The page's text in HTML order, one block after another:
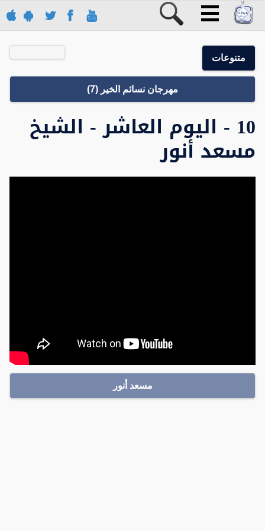
متنوعات
مهرجان نسائم الخير (7)
10 - اليوم العاشر - الشيخ
مسعد أنور
مسعد أنور